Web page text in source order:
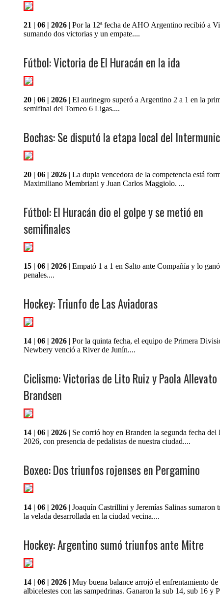
21 | 06 | 2026 | Por la 12ª fecha de AHO Argentino recibió a
sumando dos victorias y un empate....
Fútbol: Victoria de El Huracán en la ida
20 | 06 | 2026 | El aurinegro superó a Argentino 2 a 1 en la
semifinal del Torneo 6 Ligas....
Bochas: Se disputó la etapa local del
20 | 06 | 2026 | La dupla vencedora de la competencia está
Maximiliano Membriani y Juan Carlos Maggiolo. ...
Fútbol: El Huracán dio el golpe y se metió en
semifinales
15 | 06 | 2026 | Empató 1 a 1 en Salto ante Compañía y lo
penales....
Hockey: Triunfo de Las Aviadoras
14 | 06 | 2026 | Por la quinta fecha, el equipo de Primera
Newbery venció a River de Junín....
Ciclismo: Victorias de Lito Ruiz y Paola Allevato
Brandsen
14 | 06 | 2026 | Se corrió hoy en Branden la segunda fecha del
2026, con presencia de pedalistas de nuestra ciudad....
Boxeo: Dos triunfos rojenses en Pergamino
14 | 06 | 2026 | Joaquín Castrillini y Jeremías Salinas sumaron
la velada desarrollada en la ciudad vecina....
Hockey: Argentino sumó triunfos ante Mitre
14 | 06 | 2026 | Muy buena balance arrojó el enfrentamiento de
albicelestes con las sampedrinas. Ganaron la sub 14, sub 16 y